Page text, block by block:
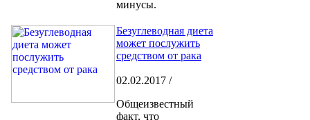
минусы.
Безуглеводная диета
может послужить
средством от рака
02.02.2017 /
Общеизвестный
факт, что